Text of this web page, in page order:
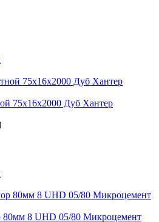
75х16х2000 Дуб Хантер
8 UHD 05/80 Микроцемент